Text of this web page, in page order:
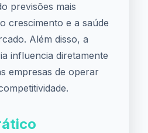
previsões mais
crescimento e a saúde
Além disso, a
influencia diretamente
empresas de operar